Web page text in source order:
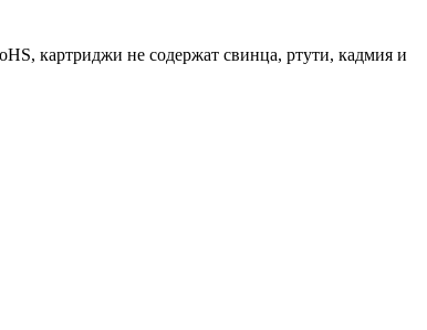
картриджи не содержат свинца, ртути, кадмия и